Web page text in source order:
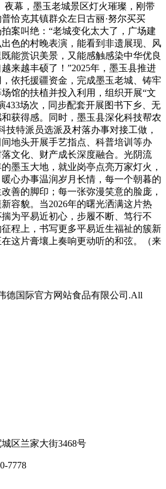
夜幕，墨玉老城景区灯火璀璨，刚带
恰克其镇群众左日古丽·努尔买买
案叫绝：“老城变化太大了，广场建
色的村晚表演，能看到非遗展现、风
能赏识美景，又能感触感染中华优良
来越丰硕了！”2025年，墨玉县推进
依托援疆资金，完成墨玉老城、铸牢
馆的扶植并投入利用，组织开展“文
433场次，同步配套开展图书下乡、无
获得感。同时，墨玉县深化科技帮农
技特派员选派及村落办事对接工做，
地头开展手艺指点、科普培训等办
文化、财产成长深度融合。光阴流
墨玉大地，就业岗亭点亮万家灯火，
心办事温润岁月长情，每一个朝暮的
善的脚印；每一张弥漫笑意的脸庞，
容貌。当2026年的曙光洒满这片热
为平易近初心，步履不断、笃行不
程上，书写更多平易近生福祉的簇新
这片膏壤上奏响更动听的和弦。（来
德国际官方网站食品有限公司.All
区兰家大街3468号
7778